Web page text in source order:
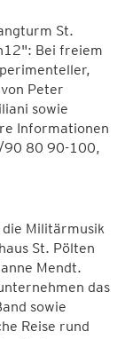
St.
Bei freiem
Peter
sowie
Informationen
90 80 90-100,
Militärmusik
St. Pölten
Mendt.
das
sowie
Reise rund